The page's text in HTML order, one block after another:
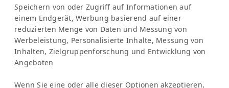
weshalb wir aktuell daran arbeiten, dies so
bald wie möglich automatisch und
obligatorisch in all unsere Reisen zu
integrieren. Positiv verändert hat sich das
Angebot im Land: Früher gab es kaum
einsehen und zu einem späteren
Zeitpunkt auch selbst bearbeiten
(buchen/stornieren). KI-gestützte
Produktsuche: Die herkömmliche Suche
wird durch einen intelligenten Bot ergänzt,
der Abfragen mittels einfacher Prompts
Peru & Bolivien
SERVICE
Frequently Asked Question (FAQ)
Latinconnect Academy
Support
RECHTLICHES
Impressum
Speichern von oder Zugriff auf Informationen auf
einem Endgerät, Werbung basierend auf einer
reduzierten Menge von Daten und Messung von
Werbeleistung, Personalisierte Inhalte, Messung von
Inhalten, Zielgruppenforschung und Entwicklung von
Angeboten
Wenn Sie eine oder alle dieser Optionen akzeptieren,